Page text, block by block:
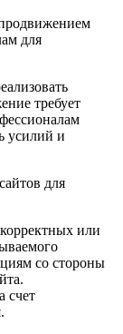
для
требует
усилий и
для
или
со стороны
счет